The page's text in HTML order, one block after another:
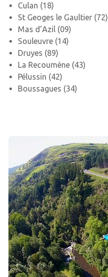
Culan (18)
St Geoges le Gaultier (72)
Mas d’Azil (09)
Souleuvre (14)
Druyes (89)
La Recoumène (43)
Pélussin (42)
Boussagues (34)